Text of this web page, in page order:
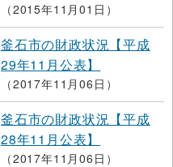
2015年11月01日
釜石市の財政状況【平成
29年11月公表】
2017年11月06日
釜石市の財政状況【平成
28年11月公表】
2017年11月06日